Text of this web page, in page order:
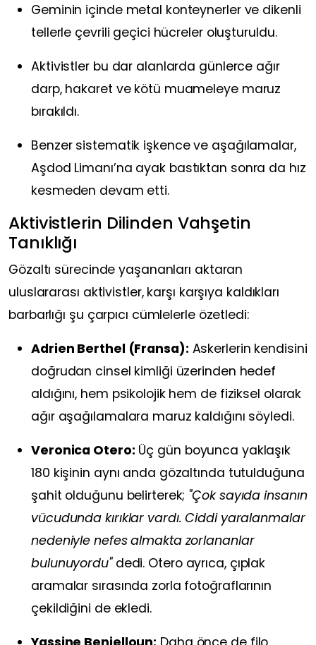
Geminin içinde metal konteynerler ve dikenli
tellerle çevrili geçici hücreler oluşturuldu.
Aktivistler bu dar alanlarda günlerce ağır
darp, hakaret ve kötü muameleye maruz
bırakıldı.
Benzer sistematik işkence ve aşağılamalar,
Aşdod Limanı’na ayak bastıktan sonra da hız
kesmeden devam etti.
Aktivistlerin Dilinden Vahşetin
Tanıklığı
Gözaltı sürecinde yaşananları aktaran
uluslararası aktivistler, karşı karşıya kaldıkları
barbarlığı şu çarpıcı cümlelerle özetledi:
Adrien Berthel (Fransa): Askerlerin kendisini
doğrudan cinsel kimliği üzerinden hedef
aldığını, hem psikolojik hem de fiziksel olarak
ağır aşağılamalara maruz kaldığını söyledi.
Veronica Otero: Üç gün boyunca yaklaşık
180 kişinin aynı anda gözaltında tutulduğuna
şahit olduğunu belirterek; "Çok sayıda insanın
vücudunda kırıklar vardı. Ciddi yaralanmalar
nedeniyle nefes almakta zorlananlar
bulunuyordu"dedi. Otero ayrıca, çıplak
aramalar sırasında zorla fotoğraflarının
çekildiğini de ekledi.